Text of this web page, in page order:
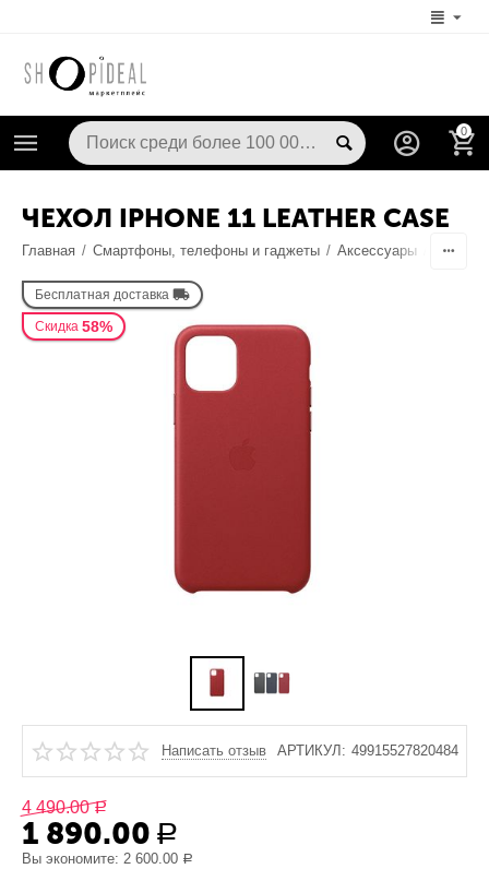
0
ЧЕХОЛ IPHONE 11 LEATHER CASE
Главная / Смартфоны, телефоны и гаджеты / Аксессуары Чехлы
Бесплатная доставка
Скидка 58%
Написать отзыв АРТИКУЛ: 49915527820484
4 490.00 Р
1 890.00 Р
Вы экономите:2 600.00 Р